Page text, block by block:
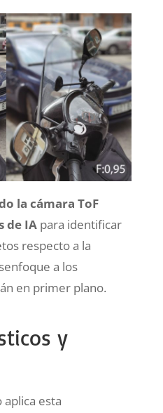
la cámara ToF
de IApara identificar
respecto a la
a los
en primer plano.
y
aplica esta